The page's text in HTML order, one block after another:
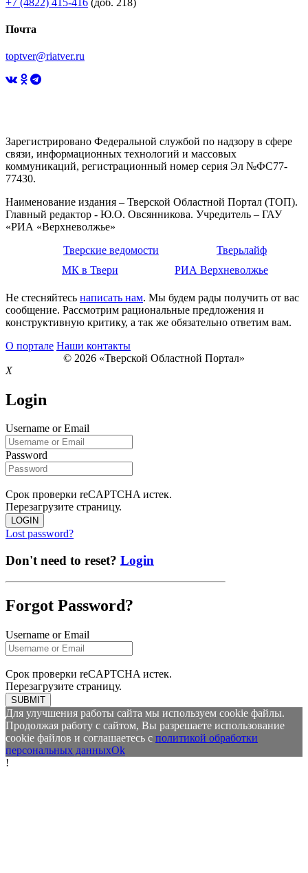
Почта
toptver@riatver.ru
Зарегистрировано Федеральной службой по надзору в сфере
связи, информационных технологий и массовых
коммуникаций, регистрационный номер серия Эл №ФС77-
77430.
Наименование издания – Тверской Областной Портал (ТОП).
Главный редактор - Ю.О. Овсянникова. Учредитель – ГАУ
«РИА «Верхневолжье»
Тверские ведомости
Тверьлайф
МК в Твери
РИА Верхневолжье
Не стесняйтесь написать нам. Мы будем рады получить от вас
сообщение. Рассмотрим рациональные предложения и
конструктивную критику, а так же обязательно ответим вам.
О портале Наши контакты
© 2026 «Тверской Областной Портал»
X
Login
Username or Email
Password
Срок проверки reCAPTCHA истек.
Перезагрузите страницу.
LOGIN
Lost password?
Don't need to reset? Login
Forgot Password?
Username or Email
Срок проверки reCAPTCHA истек.
Перезагрузите страницу.
SUBMIT
Для улучшения работы сайта мы используем cookie файлы.
Продолжая работу с сайтом, Вы разрешаете использование
cookie файлов и соглашаетесь с политикой обработки
персональных данныхOk
!